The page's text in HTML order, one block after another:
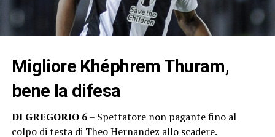
Migliore Khéphrem Thuram,
bene la difesa
DI GREGORIO 6– Spettatore non pagante fino al
colpo di testa di Theo Hernandez allo scadere.